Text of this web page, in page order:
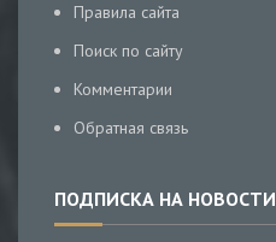
Правила сайта
Поиск по сайту
Комментарии
Обратная связь
ПОДПИСКА НА НОВОСТИ